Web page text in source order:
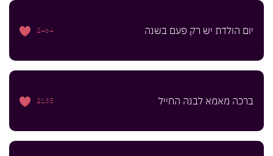
יום הולדת יש רק פעם בשנה 2464
ברכה מאמא לבנה החייל 2135